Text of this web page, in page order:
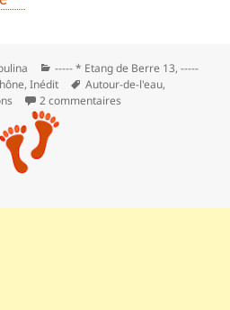
Catégories
----- * Etang de Berre 13,-----
,Inédit Mots-
clés
Autour-de-l'eau,
2 commentaires